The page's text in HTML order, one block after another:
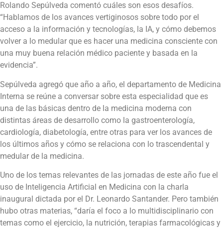
Rolando Sepúlveda comentó cuáles son esos desafíos.
“Hablamos de los avances vertiginosos sobre todo por el
acceso a la información y tecnologías, la IA, y cómo debemos
volver a lo medular que es hacer una medicina consciente con
una muy buena relación médico paciente y basada en la
evidencia”.
Sepúlveda agregó que año a año, el departamento de Medicina
Interna se reúne a conversar sobre esta especialidad que es
una de las básicas dentro de la medicina moderna con
distintas áreas de desarrollo como la gastroenterología,
cardiología, diabetología, entre otras para ver los avances de
los últimos años y cómo se relaciona con lo trascendental y
medular de la medicina.
Uno de los temas relevantes de las jornadas de este año fue el
uso de Inteligencia Artificial en Medicina con la charla
inaugural dictada por el Dr. Leonardo Santander. Pero también
hubo otras materias, “daría el foco a lo multidisciplinario con
temas como el ejercicio, la nutrición, terapias farmacológicas y